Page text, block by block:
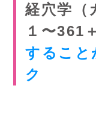
経穴学（
１〜361
するこ
ク